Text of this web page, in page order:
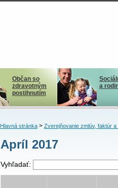
Občan so
zdravotným
postihnutím
a
Hlavná stránka> Zverejňovanie zmlúv, faktúr a
Apríl 2017
Vyhľadať: